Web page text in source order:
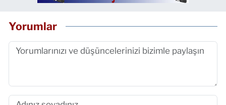
Yorumlar